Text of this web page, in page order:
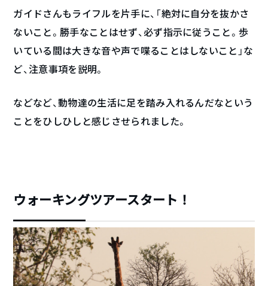
ガイドさんもライフルを片手に、「絶対に自分を抜かさ
ないこと。勝手なことはせず、必ず指示に従うこと。歩
いている間は大きな音や声で喋ることはしないこと」な
ど、注意事項を説明。
などなど、動物達の生活に足を踏み入れるんだなという
ことをひしひしと感じさせられました。
ウォーキングツアースタート！